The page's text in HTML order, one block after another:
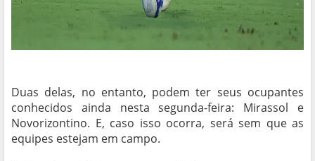
Duas delas, no entanto, podem ter seus ocupantes
conhecidos ainda nesta segunda-feira: Mirassol e
Novorizontino. E, caso isso ocorra, será sem que as
equipes estejam em campo.